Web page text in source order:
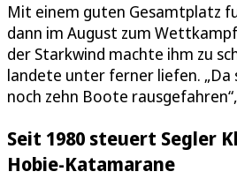
Mit einem guten Gesamtplatz
dann im August zum
der Starkwind machte ihm zu
landete unter ferner liefen. „Da
noch zehn Boote
Seit 1980 steuert Segler
Hobie-Katamarane